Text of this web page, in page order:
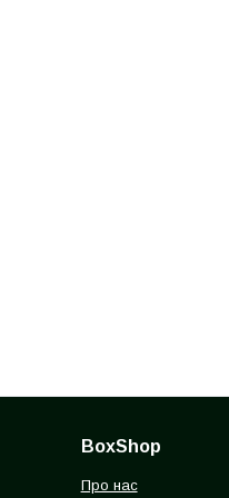
BoxShop
Про нас